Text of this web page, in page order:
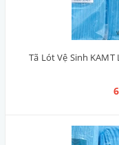
Tã Lót Vệ Sinh KAMT